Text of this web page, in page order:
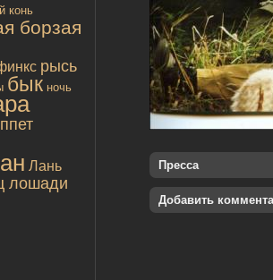
конь
борзая
рысь
бык ночь
Лань
лошади
Пресса
Добавить